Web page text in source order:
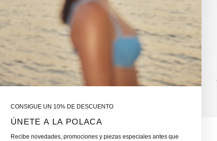
CONSIGUE UN 10% DE DESCUENTO
ÚNETE A LA POLACA
Recibe novedades, promociones y piezas especiales antes que